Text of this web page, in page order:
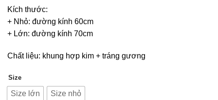
Kích thước:
+ Nhỏ: đường kính 60cm
+ Lớn: đường kính 70cm
Chất liệu: khung hợp kim + tráng gương
Size
Size lớn Size nhỏ